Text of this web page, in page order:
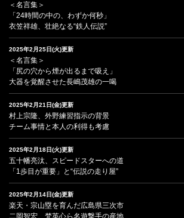
＜名言集＞
「24時間の中の、わずか何秒」
衣笠祥雄、壮絶なる“鉄人伝説”
2025年2月25日(火)更新
＜名言集＞
「尻の穴から煙が出るまで吸え」
大器を覚醒させた長嶋茂雄の一喝
2025年2月21日(金)更新
村上宗隆、外野練習指示の背景
チーム事情と本人の利得も考慮
2025年2月18日(火)更新
五十幡亮汰、スピードスターへの道
「1歩目が重要」と“伝説の走り屋”
2025年2月14日(金)更新
楽天・宗山塁を育んだ広島県三次市